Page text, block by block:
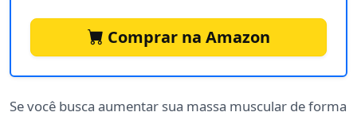
Comprar na Amazon
Se você busca aumentar sua massa muscular de forma